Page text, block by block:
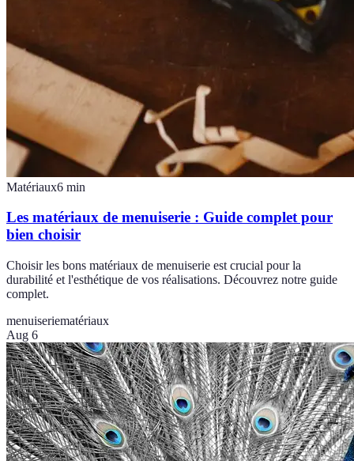
Matériaux6 min
Les matériaux de menuiserie : Guide complet pour
bien choisir
Choisir les bons matériaux de menuiserie est crucial pour la
durabilité et l'esthétique de vos réalisations. Découvrez notre guide
complet.
menuiseriematériaux
Aug 6